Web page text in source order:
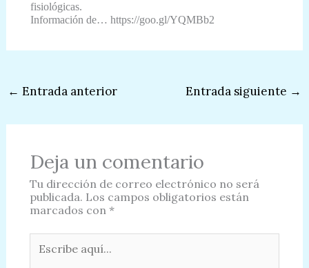
fisiológicas.
Información de… https://goo.gl/YQMBb2
← Entrada anterior Entrada siguiente →
Deja un comentario
Tu dirección de correo electrónico no será
publicada. Los campos obligatorios están
marcados con *
Escribe
aquí...